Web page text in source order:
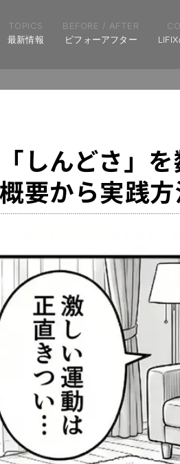
TOPICS
最新情報
BEFORE / AFTER
ビフォーアフター
しんどさ」
要から実践